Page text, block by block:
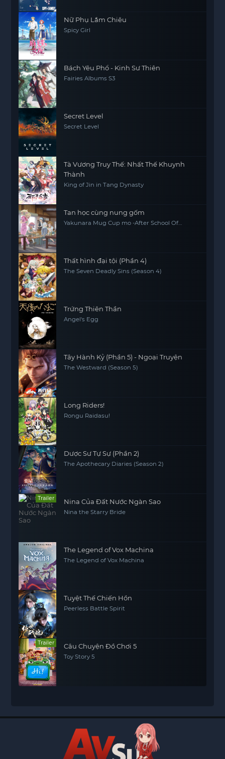
Nữ Phụ Lắm Chiêu
Spicy Girl
Bách Yêu Phổ - Kinh Sư Thiên
Fairies Albums S3
Secret Level
Secret Level
Tà Vương Truy Thế: Nhất Thế Khuynh
Thành
King of Jin in Tang Dynasty
Tan học cùng nung gốm
Yakunara Mug Cup mo -After School Of
Thất hình đại tội (Phần 4)
The Seven Deadly Sins (Season 4)
Trứng Thiên Thần
Angel's Egg
Tây Hành Kỷ (Phần 5) - Ngoại Truyện
The Westward (Season 5)
Long Riders!
Rongu Raidasu!
Dược Sư Tự Sự (Phần 2)
The Apothecary Diaries (Season 2)
Trailer Nina Của Đất Nước Ngàn Sao
Nina the Starry Bride
The Legend of Vox Machina
The Legend of Vox Machina
Tuyệt Thế Chiến Hồn
Peerless Battle Spirit
Trailer Câu Chuyện Đồ Chơi 5
Toy Story 5